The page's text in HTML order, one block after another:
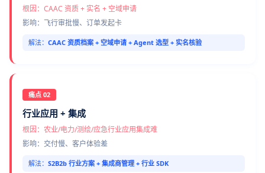
根因：CAAC 资质 + 实名 + 空域申请
影响：飞行审批慢、订单发起卡
解法： CAAC 资质档案 + 空域申请 + Agent 选型 + 实名核验
痛点 02
行业应用 + 集成
根因：农业/电力/测绘/应急行业应用集成难
影响：交付慢、客户体验差
解法： S2B2b 行业方案 + 集成商管理 + 行业 SDK